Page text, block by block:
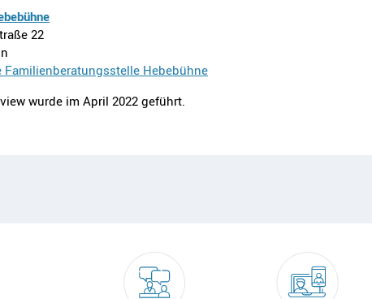
22
Familienberatungsstelle Hebebühne
wurde im April 2022 geführt.